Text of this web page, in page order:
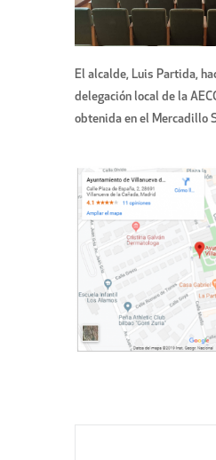
El alcalde, Luis Partida,
delegación local de la
obtenida en el Mercadillo